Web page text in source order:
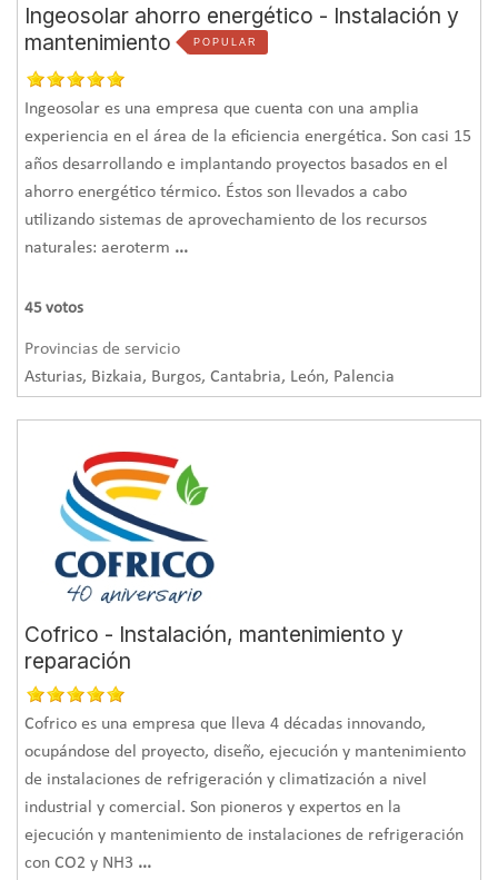
Ingeosolar ahorro energético - Instalación y
mantenimiento
POPULAR
Ingeosolar es una empresa que cuenta con una amplia
experiencia en el área de la eficiencia energética. Son casi 15
años desarrollando e implantando proyectos basados en el
ahorro energético térmico. Éstos son llevados a cabo
utilizando sistemas de aprovechamiento de los recursos
naturales: aeroterm ...
45 votos
Provincias de servicio
Asturias, Bizkaia, Burgos, Cantabria, León, Palencia
Cofrico - Instalación, mantenimiento y
reparación
Cofrico es una empresa que lleva 4 décadas innovando,
ocupándose del proyecto, diseño, ejecución y mantenimiento
de instalaciones de refrigeración y climatización a nivel
industrial y comercial. Son pioneros y expertos en la
ejecución y mantenimiento de instalaciones de refrigeración
con CO2 y NH3 ...